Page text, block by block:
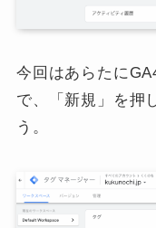
今回はあらたに
で、「新規」を押
う。